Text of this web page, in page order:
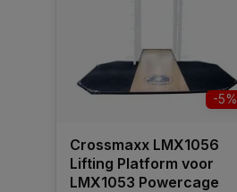
-5%
Crossmaxx LMX1056
Lifting Platform voor
LMX1053 Powercage